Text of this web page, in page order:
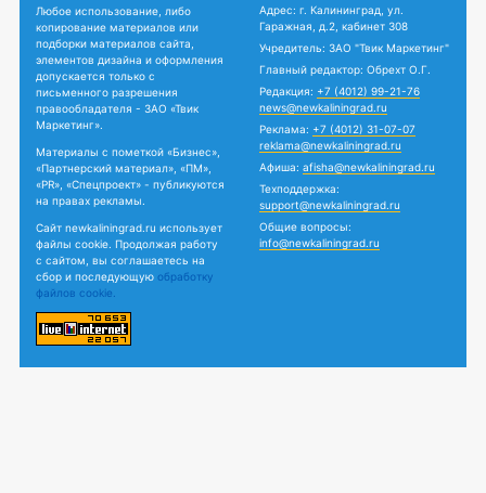
Любое использование, либо
копирование материалов или
подборки материалов сайта,
элементов дизайна и оформления
допускается только с
письменного разрешения
правообладателя - ЗАО «Твик
Маркетинг».
Материалы с пометкой «Бизнес»,
«Партнерский материал», «ПМ»,
«PR», «Спецпроект» - публикуются
на правах рекламы.
Сайт newkaliningrad.ru использует
файлы cookie. Продолжая работу
с сайтом, вы соглашаетесь на
сбор и последующую обработку
файлов cookie.
Адрес: г. Калининград, ул.
Гаражная, д.2, кабинет 308
Учредитель: ЗАО "Твик Маркетинг"
Главный редактор: Обрехт О.Г.
Редакция: +7 (4012) 99-21-76
news@newkaliningrad.ru
Реклама: +7 (4012) 31-07-07
reklama@newkaliningrad.ru
Афиша: afisha@newkaliningrad.ru
Техподдержка:
support@newkaliningrad.ru
Общие вопросы:
info@newkaliningrad.ru